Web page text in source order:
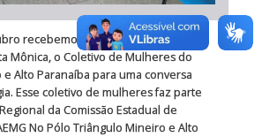
recebemos no espaço do CIEPS, na
Mônica, o Coletivo de Mulheres do
Alto Paranaíba para uma conversa
Esse coletivo de mulheres faz parte
da Comissão Estadual de
No Pólo Triângulo Mineiro e Alto